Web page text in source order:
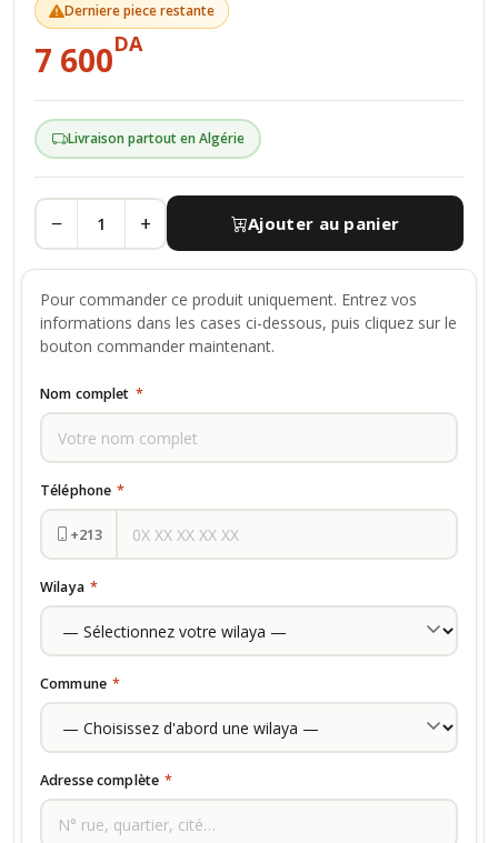
Derniere piece restante
7 600DA
Livraison partout en Algérie
− + Ajouter au panier
Pour commander ce produit uniquement. Entrez vos
informations dans les cases ci-dessous, puis cliquez sur le
bouton commander maintenant.
Nom complet *
Téléphone *
+213
Wilaya *
Commune *
Adresse complète *